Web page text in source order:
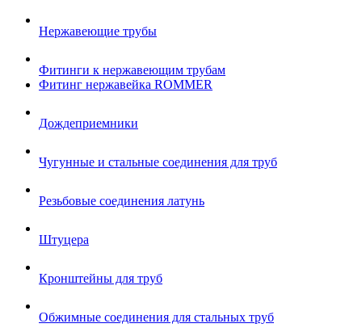
Нержавеющие трубы
Фитинги к нержавеющим трубам
Фитинг нержавейка ROMMER
Дождеприемники
Чугунные и стальные соединения для труб
Резьбовые соединения латунь
Штуцера
Кронштейны для труб
Обжимные соединения для стальных труб